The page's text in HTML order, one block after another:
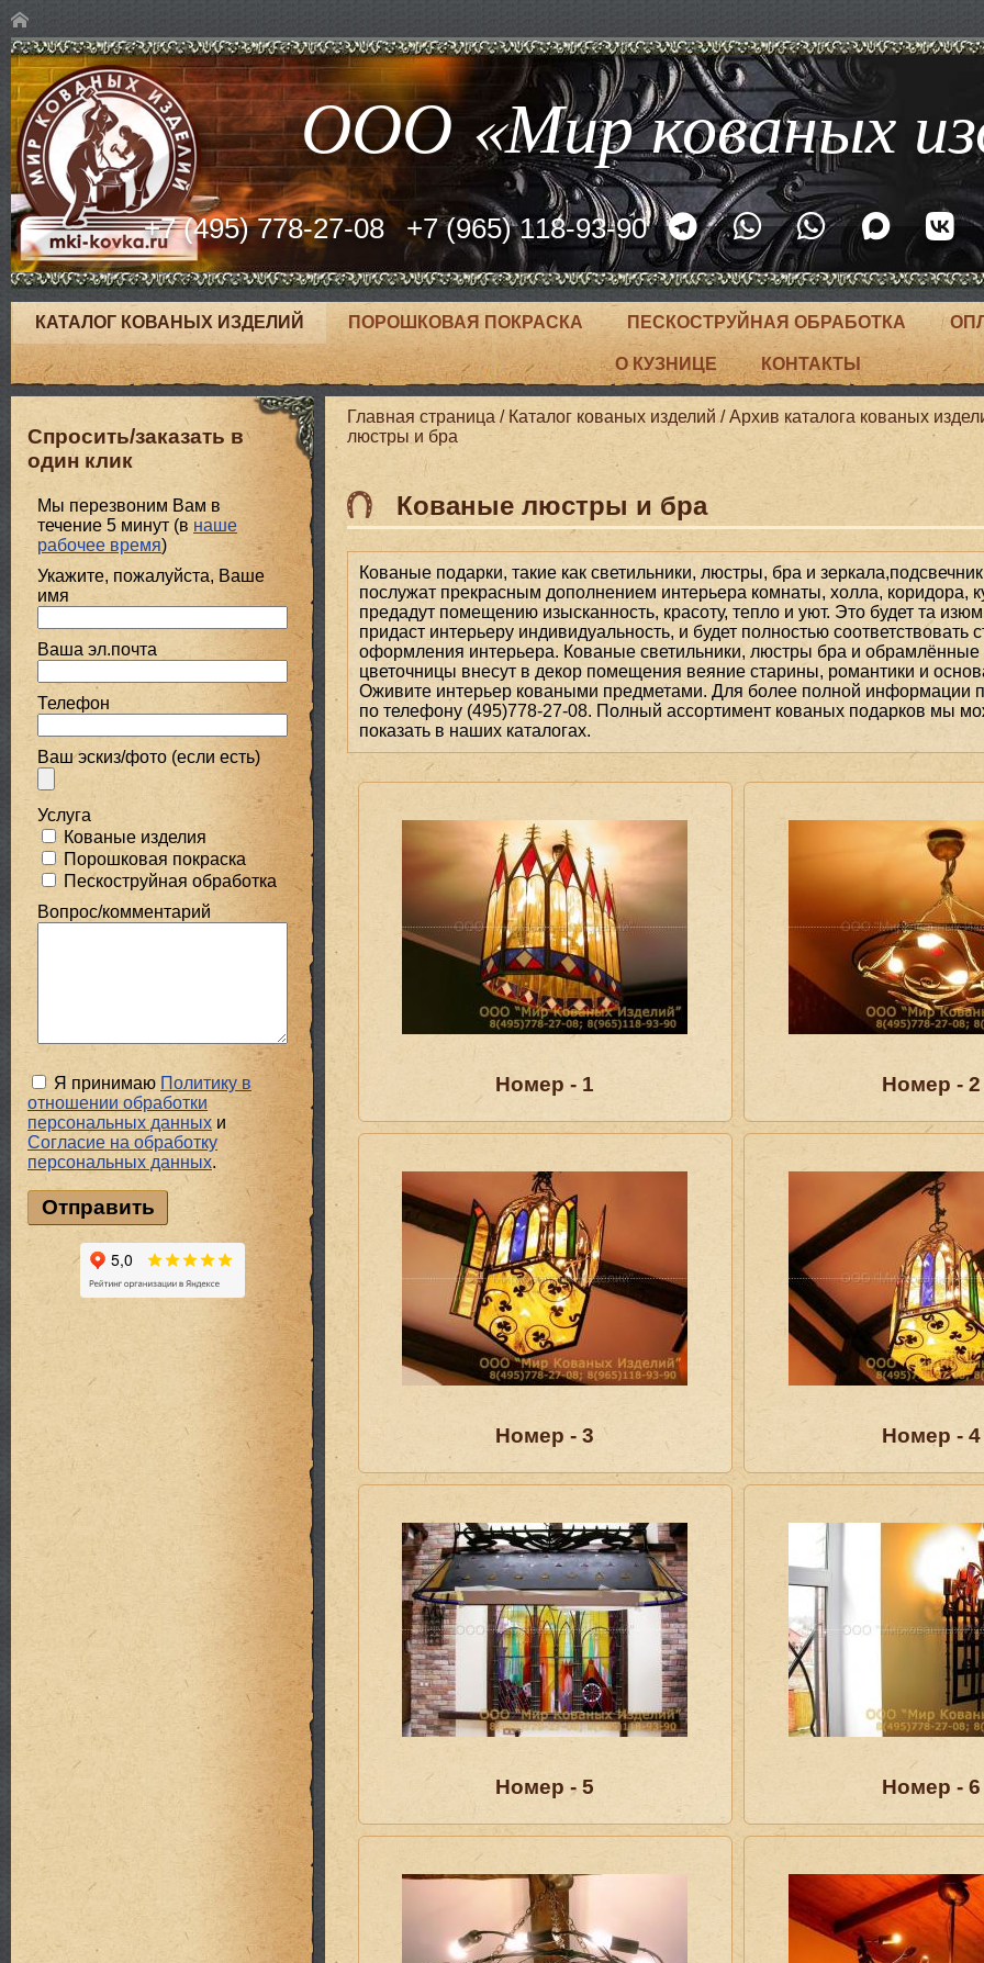
ООО «Мир кованых
+7 (495) 778-27-08 +7 (965) 118-93-90
КАТАЛОГ КОВАНЫХ ИЗДЕЛИЙ ПОРОШКОВАЯ ПОКРАСКА ПЕСКОСТРУЙНАЯ ОБРАБОТКА
О КУЗНИЦЕ КОНТАКТЫ
Главная страница / Каталог кованых изделий /Архив каталога кованых
люстры и бра
Кованые люстры и бра
Кованые подарки, такие как светильники, люстры, бра и
послужат прекрасным дополнением интерьера комнаты, холла, коридора,
предадут помещению изысканность, красоту, тепло и уют. Это будет та
придаст интерьеру индивидуальность, и будет полностью соответствовать
оформления интерьера. Кованые светильники, люстры бра и обрамлённые
цветочницы внесут в декор помещения веяние старины, романтики и
Оживите интерьер коваными предметами. Для более полной информации
по телефону (495)778-27-08. Полный ассортимент кованых подарков мы
показать в наших каталогах.
Номер - 1 Номер - 2
Номер - 3 Номер - 4
Номер - 5 Номер - 6
Спросить/заказать в
один клик
Мы перезвоним Вам в
течение 5 минут (в наше
рабочее время)
Укажите, пожалуйста, Ваше
имя
Ваша эл.почта
Телефон
Ваш эскиз/фото (если есть)
Услуга
Кованые изделия
Порошковая покраска
Пескоструйная обработка
Вопрос/комментарий
Я принимаю Политику в
отношении обработки
персональных данных и
Cогласие на обработку
персональных данных.